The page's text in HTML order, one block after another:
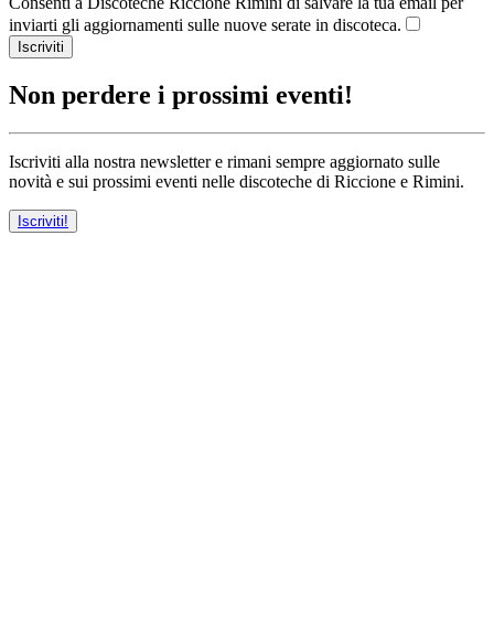
inviarti gli aggiornamenti sulle nuove serate in discoteca.
Iscriviti
Non perdere i prossimi eventi!
Iscriviti alla nostra newsletter e rimani sempre aggiornato sulle
novità e sui prossimi eventi nelle discoteche di Riccione e Rimini.
Iscriviti!